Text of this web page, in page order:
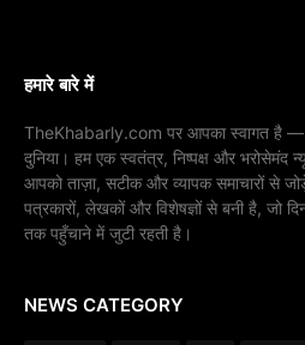
हमारे बारे में
TheKhabarly.com पर आपका स्वागत है —
दुनिया। हम एक स्वतंत्र, निष्पक्ष और भरोसेमंद
आपको ताज़ा, सटीक और व्यापक समाचारों से
पत्रकारों, लेखकों और विशेषज्ञों से बनी है, जो
तक पहुँचाने में जुटी रहती है।
NEWS CATEGORY